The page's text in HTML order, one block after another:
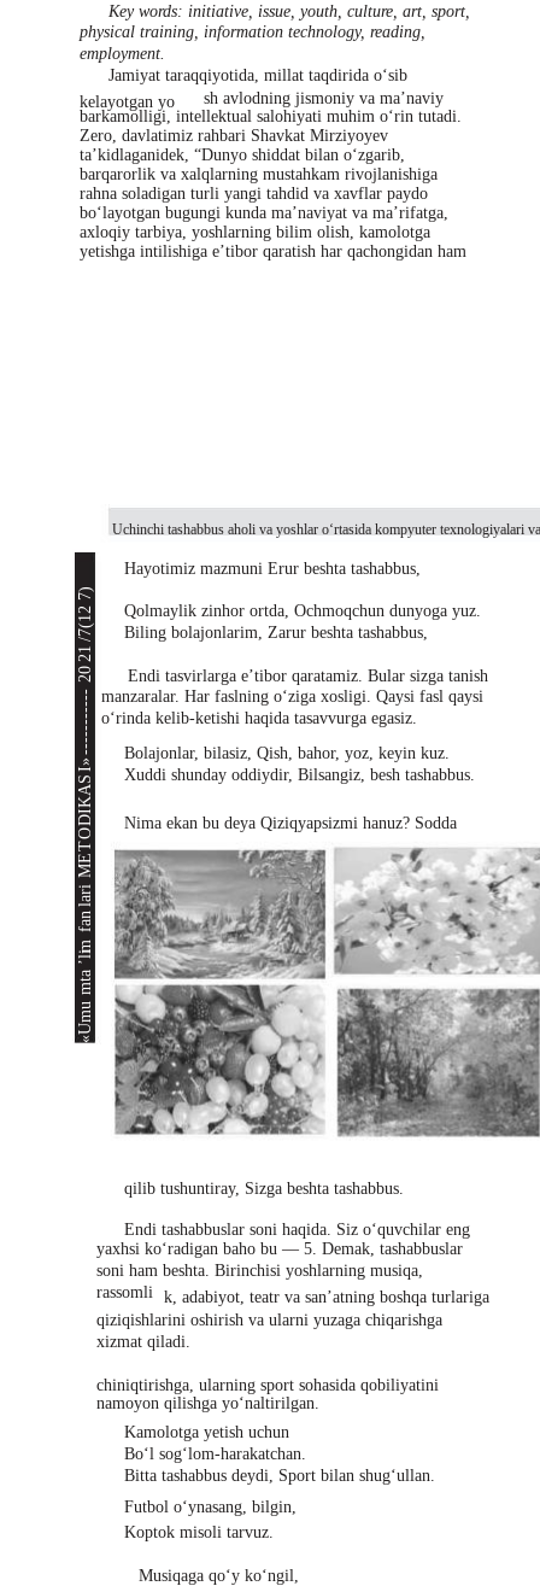
Key words: initiative, issue, youth, culture, art, sport,
physical training, information technology, reading,
employment.
Jamiyat taraqqiyotida, millat taqdirida o‘sib
kelayotgan yo
sh avlodning jismoniy va ma’naviy
barkamolligi, intellektual salohiyati muhim o‘rin tutadi.
Zero, davlatimiz rahbari Shavkat Mirziyoyev
ta’kidlaganidek, “Dunyo shiddat bilan o‘zgarib,
barqarorlik va xalqlarning mustahkam rivojlanishiga
rahna soladigan turli yangi tahdid va xavflar paydo
bo‘layotgan bugungi kunda ma’naviyat va ma’rifatga,
axloqiy tarbiya, yoshlarning bilim olish, kamolotga
yetishga intilishiga e’tibor qaratish har qachongidan ham
Uchinchi tashabbus aholi va yoshlar o‘rtasida kompyuter texnologiyalari
Hayotimiz mazmuni Erur beshta tashabbus,
Qolmaylik zinhor ortda, Ochmoqchun dunyoga yuz.
Biling bolajonlarim, Zarur beshta tashabbus,
Endi tasvirlarga e’tibor qaratamiz. Bular sizga tanish
manzaralar. Har faslning o‘ziga xosligi. Qaysi fasl qaysi
o‘rinda kelib-ketishi haqida tasavvurga egasiz.
Bolajonlar, bilasiz, Qish, bahor, yoz, keyin kuz.
Xuddi shunday oddiydir, Bilsangiz, besh tashabbus.
Nima ekan bu deya Qiziqyapsizmi hanuz? Sodda
qilib tushuntiray, Sizga beshta tashabbus.
Endi tashabbuslar soni haqida. Siz o‘quvchilar eng
yaxhsi ko‘radigan baho bu — 5. Demak, tashabbuslar
soni ham beshta. Birinchisi yoshlarning musiqa,
rassomli
k, adabiyot, teatr va san’atning boshqa turlariga
qiziqishlarini oshirish va ularni yuzaga chiqarishga
xizmat qiladi.
chiniqtirishga, ularning sport sohasida qobiliyatini
namoyon qilishga yo‘naltirilgan.
Kamolotga yetish uchun
Bo‘l sog‘lom-harakatchan.
Bitta tashabbus deydi, Sport bilan shug‘ullan.
Futbol o‘ynasang, bilgin,
Koptok misoli tarvuz.
«Umu
mta
’li
m
fan
lari
M
E
T
O
DIK
A
S
I»
-----------
20
21
/7(12
7)
Musiqaga qo‘y ko‘ngil,